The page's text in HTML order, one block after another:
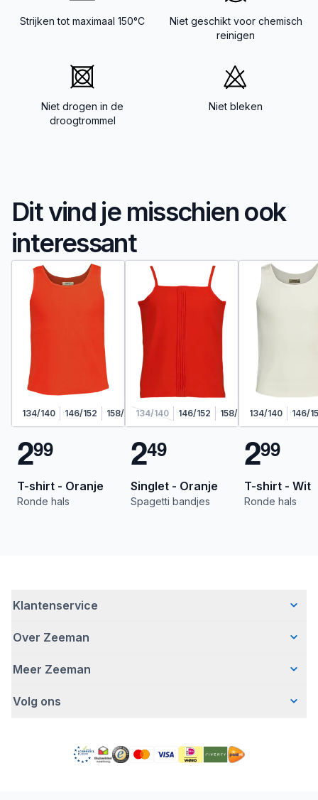
Strijken tot maximaal 150°C
Niet geschikt voor chemisch
reinigen
Niet drogen in de
droogtrommel
Niet bleken
Dit vind je misschien ook
interessant
134/140 146/152 158/164
299
T-shirt - Oranje
Ronde hals
134/140 146/152 158/164
249
Singlet - Oranje
Spagetti bandjes
134/140 146/
299
T-shirt - Wit
Ronde hals
Klantenservice
Veelgestelde vragen
Bezorgen
Retourneren
Over Zeeman
Wie wij zijn
Hoe wij verantwoord ondernemen
MVO jaarverslag
Meer Zeeman
Veiligheidswaarschuwing
Gratis romperactie
Volg ons